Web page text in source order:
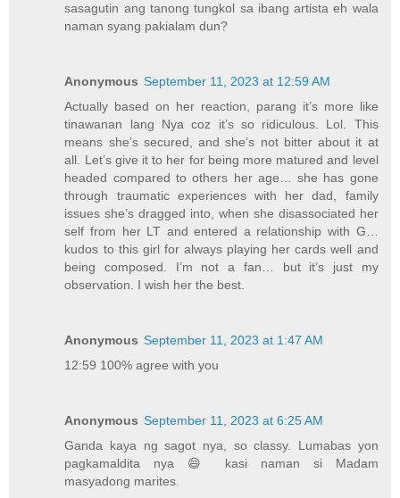
sasagutin ang tanong tungkol sa ibang artista eh wala
naman syang pakialam dun?
Anonymous September 11, 2023 at 12:59 AM
Actually based on her reaction, parang it’s more like
tinawanan lang Nya coz it’s so ridiculous. Lol. This
means she’s secured, and she’s not bitter about it at
all. Let’s give it to her for being more matured and level
headed compared to others her age… she has gone
through traumatic experiences with her dad, family
issues she’s dragged into, when she disassociated her
self from her LT and entered a relationship with G…
kudos to this girl for always playing her cards well and
being composed. I’m not a fan… but it’s just my
observation. I wish her the best.
Anonymous September 11, 2023 at 1:47 AM
12:59 100% agree with you
Anonymous September 11, 2023 at 6:25 AM
Ganda kaya ng sagot nya, so classy. Lumabas yon
pagkamaldita nya 😄 kasi naman si Madam
masyadong marites.